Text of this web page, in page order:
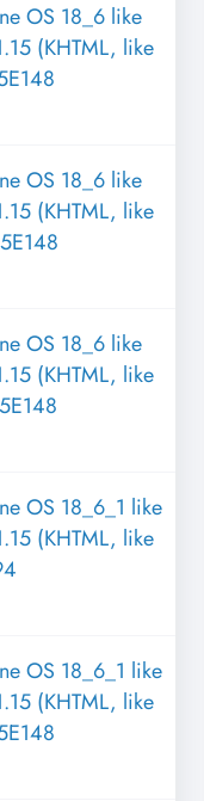
OS 18_6 like
(KHTML, like
OS 18_6 like
(KHTML, like
OS 18_6 like
(KHTML, like
OS 18_6_1 like
(KHTML, like
OS 18_6_1 like
(KHTML, like